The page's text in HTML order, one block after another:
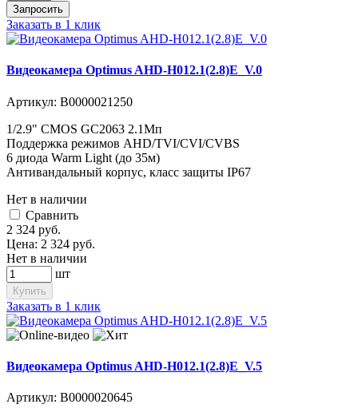
Запросить
Заказать в 1 клик
Видеокамера Optimus AHD-H012.1(2.8)E_V.0
Артикул: В0000021250
1/2.9" CMOS GC2063 2.1Мп
Поддержка режимов AHD/TVI/CVI/CVBS
6 диода Warm Light (до 35м)
Антивандальный корпус, класс защиты IP67
Нет в наличии
Cравнить
2 324 руб.
Цена: 2 324 руб.
Нет в наличии
шт
Купить
Заказать в 1 клик
Видеокамера Optimus AHD-H012.1(2.8)E_V.5
Артикул: В0000020645